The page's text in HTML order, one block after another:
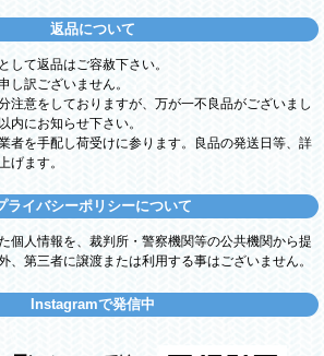
返品について
して返品はご容赦下さい。
し訳ございません。
注意をしておりますが、万が一不良品がございまし
内にお知らせ下さい。
者を手配し荷受けに参ります。良品の発送日等、詳
げます。
ライバシーポリシーについて
個人情報を、裁判所・警察機関等の公共機関から提
、第三者に譲渡または利用する事はございません。
Instagramで発信中